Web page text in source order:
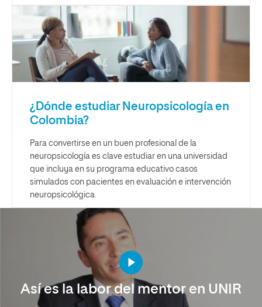
¿Dónde estudiar Neuropsicología en
Colombia?
Para convertirse en un buen profesional de la
neuropsicología es clave estudiar en una universidad
que incluya en su programa educativo casos
simulados con pacientes en evaluación e intervención
neuropsicológica.
Así es la labor del mentor en UNIR